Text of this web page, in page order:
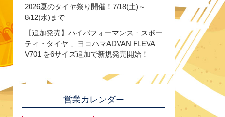
2026夏のタイヤ祭り開催！7/18(土)～
8/12(水)まで
【追加発売】ハイパフォーマンス・スポー
ティ・タイヤ 、ヨコハマADVAN FLEVA
V701 を6サイズ追加で新規発売開始！
営業カレンダー